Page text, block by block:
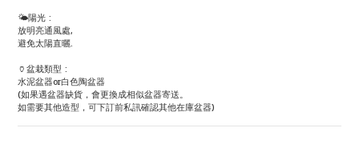
🌤陽光 :
放明亮通風處,
避免太陽直曬.
🏺盆栽類型 :
水泥盆器or白色陶盆器
(如果遇盆器缺貨，會更換成相似盆器寄送。
如需要其他造型，可下訂前私訊確認其他在庫盆器)